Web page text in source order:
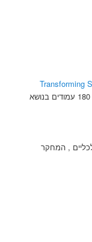
Transforming
היא ביבליוגרפיה חדשה מקיפה בת 180 עמודים בנושא
, המחקר